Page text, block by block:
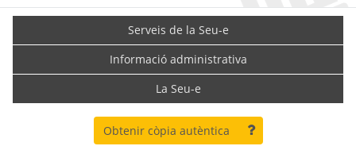
Serveis de la Seu-e
Informació administrativa
La Seu-e
Obtenir còpia autèntica